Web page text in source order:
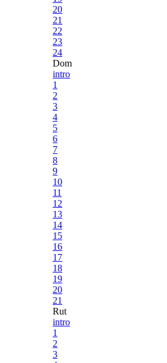
20
21
22
23
24
Dom
intro
1
2
3
4
5
6
7
8
9
10
11
12
13
14
15
16
17
18
19
20
21
Rut
intro
1
2
3